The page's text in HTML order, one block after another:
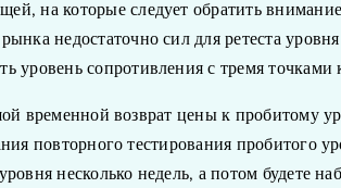
на которые следует обратить
недостаточно сил для ретеста
уровень сопротивления с тремя точками
временной возврат цены к пробитому
повторного тестирования пробитого
несколько недель, а потом будете